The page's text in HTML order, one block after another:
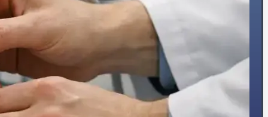
عارضه‌یابی
👩🏻‍⚕️درباره ما
🩺دکتر محبوبه شیخ
🏥درباره کلینیک
📕زندگینامه